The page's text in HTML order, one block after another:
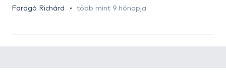
Faragó Richárd több mint 9 hónapja